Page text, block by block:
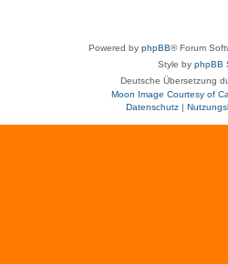
Powered by phpBB® Forum
Style by phpBB
Deutsche Übersetzung
Moon Image Courtesy of
Datenschutz|